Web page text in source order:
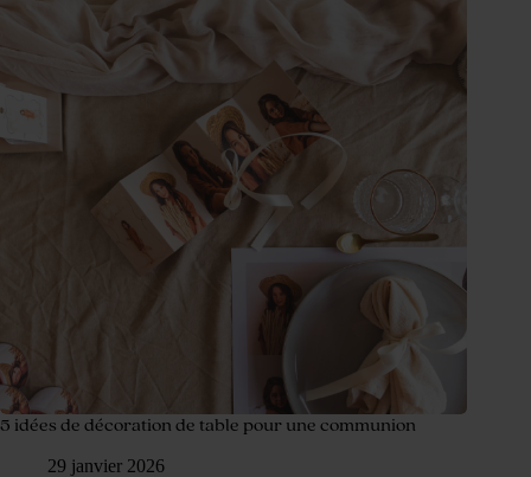
5 idées de décoration de table pour une communion
29 janvier 2026